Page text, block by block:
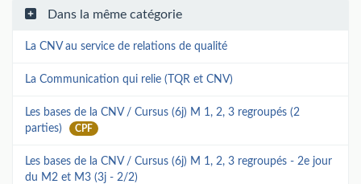
Dans la même catégorie
La CNV au service de relations de qualité
La Communication qui relie (TQR et CNV)
Les bases de la CNV / Cursus (6j) M 1, 2, 3 regroupés (2
parties)
CPF
Les bases de la CNV / Cursus (6j) M 1, 2, 3 regroupés - 2e jour
du M2 et M3 (3j - 2/2)